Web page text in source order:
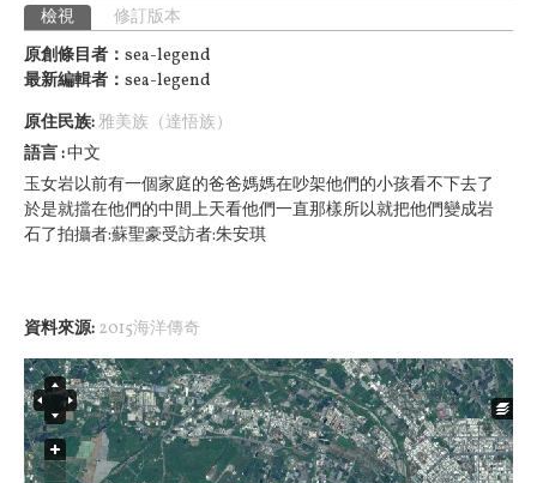
主要索引標籤
檢視 (作用中頁籤)
修訂版本
原創條目者： sea-legend
最新編輯者： sea-legend
原住民族:雅美族（達悟族）
語言 中文
玉女岩以前有一個家庭的爸爸媽媽在吵架他們的小孩看不下去了
於是就擋在他們的中間上天看他們一直那樣所以就把他們變成岩
石了拍攝者:蘇聖豪受訪者:朱安琪
資料來源: 2015海洋傳奇